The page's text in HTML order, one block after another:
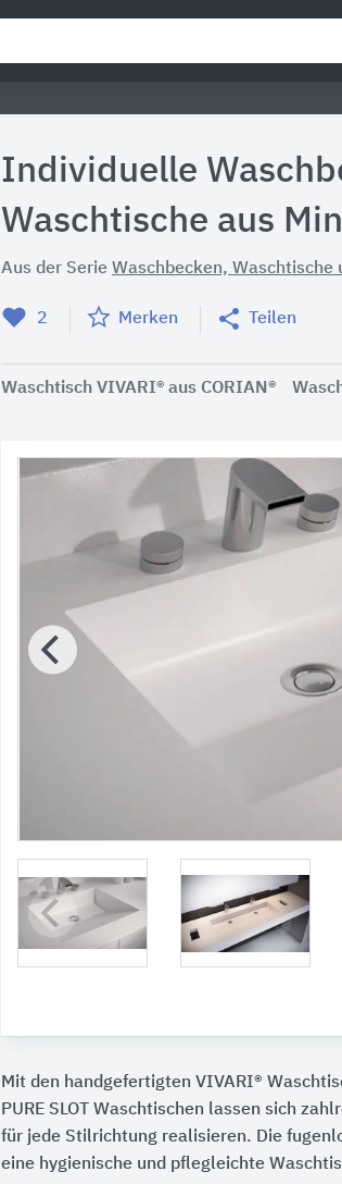
Individuelle
Waschtische aus
Aus der Serie Waschbecken,
2 Merken Teilen
Waschtisch VIVARI® aus CORIAN®
Mit den handgefertigten VIVARI®
PURE SLOT Waschtischen lassen sich
für jede Stilrichtung realisieren. Die
eine hygienische und pflegleichte